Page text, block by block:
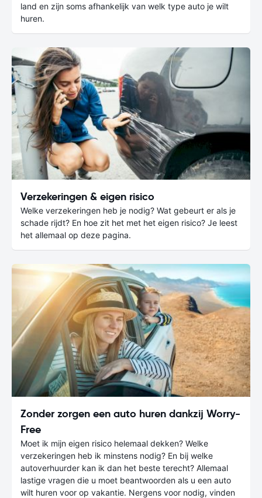
land en zijn soms afhankelijk van welk type auto je wilt
huren.
Verzekeringen & eigen risico
Welke verzekeringen heb je nodig? Wat gebeurt er als je
schade rijdt? En hoe zit het met het eigen risico? Je leest
het allemaal op deze pagina.
Zonder zorgen een auto huren dankzij Worry-
Free
Moet ik mijn eigen risico helemaal dekken? Welke
verzekeringen heb ik minstens nodig? En bij welke
autoverhuurder kan ik dan het beste terecht? Allemaal
lastige vragen die u moet beantwoorden als u een auto
wilt huren voor op vakantie. Nergens voor nodig, vinden